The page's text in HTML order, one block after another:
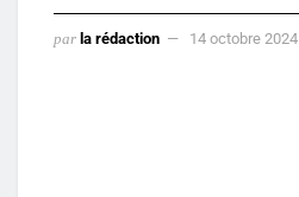
par la rédaction 14 octobre 2024